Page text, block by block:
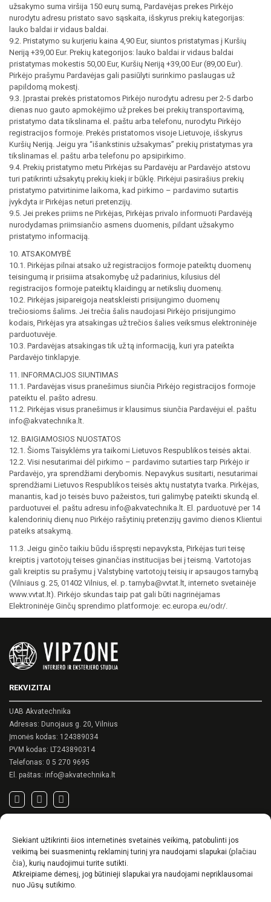
Siekiant užtikrinti šios internetinės svetainės veikimą, patobulinti jos
veikimą bei suasmenintų reklaminį turinį yra naudojami slapukai (plačiau
čia), kurių naudojimui turite sutikti.
Atkreipiame dėmesį, jog būtinieji slapukai yra naudojami nepriklausomai
nuo Jūsų sutikimo.
užsakymo suma viršija 150 eurų sumą, Pardavėjas prekes Pirkėjo
nurodytu adresu pristato savo sąskaita, išskyrus prekių kategorijas:
lauko baldai ir vidaus baldai.
9.2. Pristatymo su kurjeriu kaina 4,90 Eur, siuntos pristatymas į Kuršių
Neriją +39,00 Eur. Prekių kategorijos: lauko baldai ir vidaus baldai
pristatymas mokestis 50,00 Eur, Kuršių Neriją +39,00 Eur (89,00 Eur).
Pirkėjo prašymu Pardavėjas gali pasiūlyti surinkimo paslaugas už
papildomą mokestį.
9.3. Įprastai prekės pristatomos Pirkėjo nurodytu adresu per 2-5 darbo
dienas nuo gauto apmokėjimo už prekes bei prekių transportavimą,
pristatymo data tikslinama el. paštu arba telefonu, nurodytu Pirkėjo
registracijos formoje. Prekės pristatomos visoje Lietuvoje, išskyrus
Kuršių Neriją. Jeigu yra “išankstinis užsakymas” prekių pristatymas yra
tikslinamas el. paštu arba telefonu po apsipirkimo.
9.4. Prekių pristatymo metu Pirkėjas su Pardavėju ar Pardavėjo atstovu
turi patikrinti užsakytų prekių kiekį ir būklę. Pirkėjui pasirašius prekių
pristatymo patvirtinime laikoma, kad pirkimo – pardavimo sutartis
įvykdyta ir Pirkėjas neturi pretenzijų.
9.5. Jei prekes priims ne Pirkėjas, Pirkėjas privalo informuoti Pardavėją
nurodydamas priimsiančio asmens duomenis, pildant užsakymo
pristatymo informaciją.
10. ATSAKOMYBĖ
10.1. Pirkėjas pilnai atsako už registracijos formoje pateiktų duomenų
teisingumą ir prisiima atsakomybę už padarinius, kilusius dėl
registracijos formoje pateiktų klaidingų ar netikslių duomenų.
10.2. Pirkėjas įsipareigoja neatskleisti prisijungimo duomenų
trečiosioms šalims. Jei trečia šalis naudojasi Pirkėjo prisijungimo
kodais, Pirkėjas yra atsakingas už trečios šalies veiksmus elektroninėje
parduotuvėje.
10.3. Pardavėjas atsakingas tik už tą informaciją, kuri yra pateikta
Pardavėjo tinklapyje.
11. INFORMACIJOS SIUNTIMAS
11.1. Pardavėjas visus pranešimus siunčia Pirkėjo registracijos formoje
pateiktu el. pašto adresu.
11.2. Pirkėjas visus pranešimus ir klausimus siunčia Pardavėjui el. paštu
info@akvatechnika.lt.
12. BAIGIAMOSIOS NUOSTATOS
12.1. Šioms Taisyklėms yra taikomi Lietuvos Respublikos teisės aktai.
12.2. Visi nesutarimai dėl pirkimo – pardavimo sutarties tarp Pirkėjo ir
Pardavėjo, yra sprendžiami derybomis. Nepavykus susitarti, nesutarimai
sprendžiami Lietuvos Respublikos teisės aktų nustatyta tvarka. Pirkėjas,
manantis, kad jo teisės buvo pažeistos, turi galimybę pateikti skundą el.
parduotuvei el. paštu adresu info@akvatechnika.lt. El. parduotuvė per 14
kalendorinių dienų nuo Pirkėjo rašytinių pretenzijų gavimo dienos Klientui
pateiks atsakymą.
11.3. Jeigu ginčo taikiu būdu išspręsti nepavyksta, Pirkėjas turi teisę
kreiptis į vartotojų teises ginančias institucijas bei į teismą. Vartotojas
gali kreiptis su prašymu į Valstybinę vartotojų teisių ir apsaugos tarnybą
(Vilniaus g. 25, 01402 Vilnius, el. p. tarnyba@vvtat.lt, interneto svetainėje
www.vvtat.lt). Pirkėjo skundas taip pat gali būti nagrinėjamas
Elektroninėje Ginčų sprendimo platformoje: ec.europa.eu/odr/.
REKVIZITAI
UAB Akvatechnika
Adresas: Dunojaus g. 20, Vilnius
Įmonės kodas: 124389034
PVM kodas: LT243890314
Telefonas: 0 5 270 9695
El. paštas: info@akvatechnika.lt
Privatumo politika
Pirkimo sąlygos
Prekių pristatymo / grąžinimo sąlygos